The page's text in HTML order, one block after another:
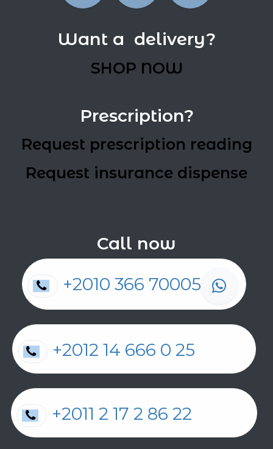
Want a delivery?
SHOP NOW
Prescription?
Request prescription reading
Request insurance dispense
Call now
+2010 366 70005
+2012 14 666 0 25
+2011 2 17 2 86 22